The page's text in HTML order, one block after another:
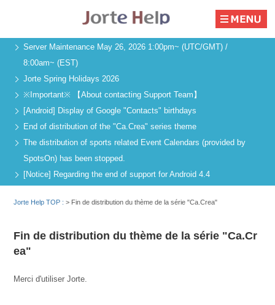
Server Maintenance May 26, 2026 1:00pm~ (UTC/GMT) /
8:00am~ (EST)
Jorte Spring Holidays 2026
※Important※ 【About contacting Support Team】
[Android] Display of Google "Contacts" birthdays
End of distribution of the "Ca.Crea" series theme
The distribution of sports related Event Calendars (provided by
SpotsOn) has been stopped.
[Notice] Regarding the end of support for Android 4.4
Jorte Help TOP :> Fin de distribution du thème de la série "Ca.Crea"
Fin de distribution du thème de la série "Ca.Cr
ea"
Merci d'utiliser Jorte.